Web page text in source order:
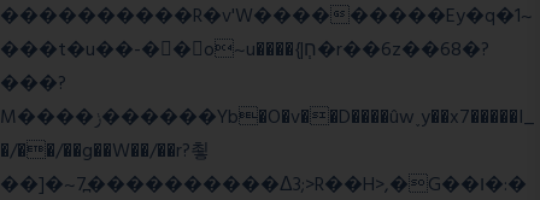
����������R�v'W���������Ey�q�1~
���t�u��-�� o~u����{|ח֧�r��6z��68�?
���?
M����ݫ������Yb�O�v��D����ûw˯y��x7�����I_
�/��/��g��W��/��r?쵷
��]�~7߽����������Δ3;>R��H>,�G��ו�:�